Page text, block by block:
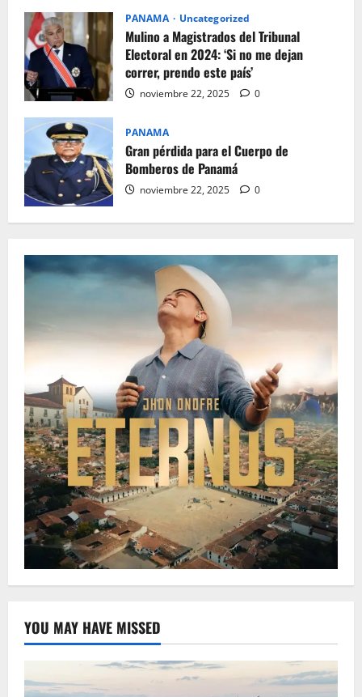
PANAMA Uncategorized
Mulino a Magistrados del Tribunal
Electoral en 2024: ‘Si no me dejan
correr, prendo este país’
noviembre 22, 2025 0
PANAMA
Gran pérdida para el Cuerpo de
Bomberos de Panamá
noviembre 22, 2025 0
YOU MAY HAVE MISSED